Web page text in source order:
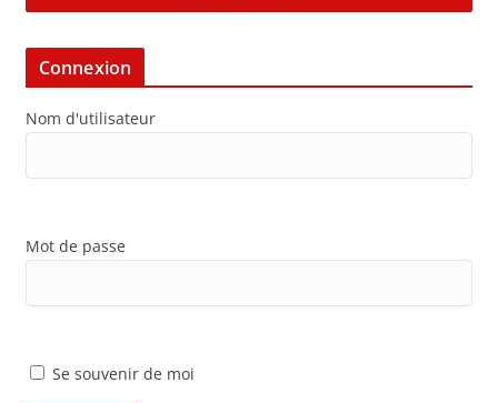
Connexion
Nom d'utilisateur
Mot de passe
Se souvenir de moi